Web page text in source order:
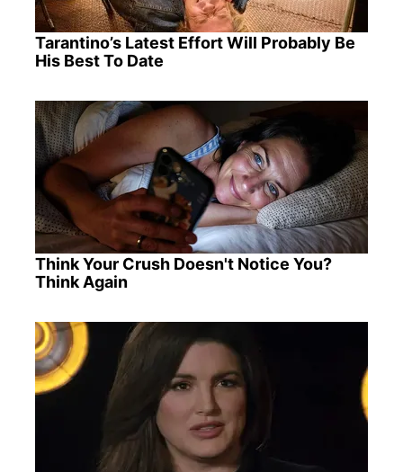
Tarantino’s Latest Effort Will Probably Be
His Best To Date
Think Your Crush Doesn't Notice You?
Think Again